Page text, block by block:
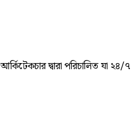
দ্বারা পরিচালিত যা ২৪/